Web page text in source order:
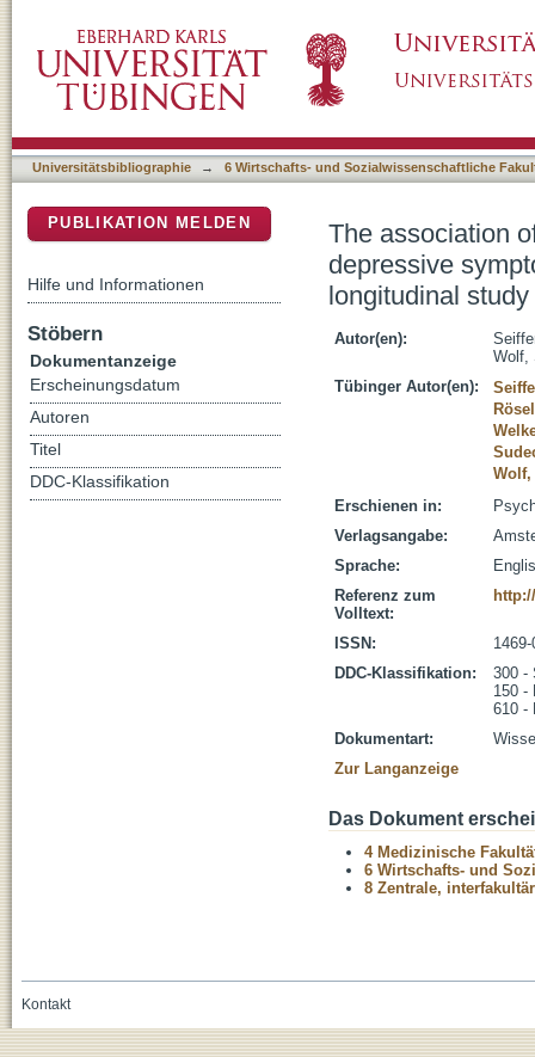
19 in German adults: A longitudinal study
Universitätsbibliographie → 6 Wirtschafts- und Sozialwissenschaftliche
The association
depressive
longitudinal study
Autor(en):
Wolf,
Tübinger Autor(en):
Wolf,
Erschienen in:
Verlagsangabe:
Sprache:
Referenz zum
Volltext:
ISSN:
DDC-Klassifikation:
300 -
150 -
610 -
Dokumentart:
Zur Langanzeige
Das Dokument
4 Medizinische
6 Wirtschafts- und
8 Zentrale,
PUBLIKATION MELDEN
Hilfe und Informationen
Stöbern
Dokumentanzeige
Erscheinungsdatum
Autoren
Titel
DDC-Klassifikation
Kontakt